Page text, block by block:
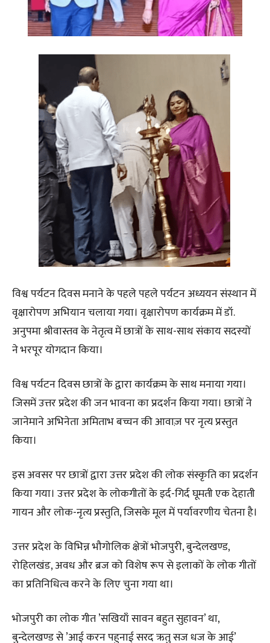
विश्व पर्यटन दिवस मनाने के पहले पहले पर्यटन अध्ययन संस्थान में
वृक्षारोपण अभियान चलाया गया। वृक्षारोपण कार्यक्रम में डॉ.
अनुपमा श्रीवास्तव के नेतृत्व में छात्रों के साथ-साथ संकाय सदस्यों
ने भरपूर योगदान किया।
विश्व पर्यटन दिवस छात्रों के द्वारा कार्यक्रम के साथ मनाया गया।
जिसमें उत्तर प्रदेश की जन भावना का प्रदर्शन किया गया। छात्रों ने
जानेमाने अभिनेता अमिताभ बच्चन की आवाज़ पर नृत्य प्रस्तुत
किया।
इस अवसर पर छात्रों द्वारा उत्तर प्रदेश की लोक संस्कृति का प्रदर्शन
किया गया। उत्तर प्रदेश के लोकगीतों के इर्द-गिर्द घूमती एक देहाती
गायन और लोक-नृत्य प्रस्तुति, जिसके मूल में पर्यावरणीय चेतना है।
उत्तर प्रदेश के विभिन्न भौगोलिक क्षेत्रों भोजपुरी, बुन्देलखण्ड,
रोहिलखंड, अवध और ब्रज को विशेष रूप से इलाकों के लोक गीतों
का प्रतिनिधित्व करने के लिए चुना गया था।
भोजपुरी का लोक गीत ’सखियाँ सावन बहुत सुहावन’ था,
बुन्देलखण्ड से ’आई करन पहुनाई सरद ऋतु सज धज के आई’